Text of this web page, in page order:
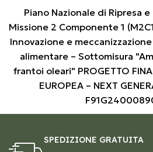
Piano Nazionale di Ripresa e
Missione 2 Componente 1
Innovazione e
alimentare – Sottomisura
frantoi oleari" PROGETTO
EUROPEA – NEXT
SPEDIZIONE GRATUITA